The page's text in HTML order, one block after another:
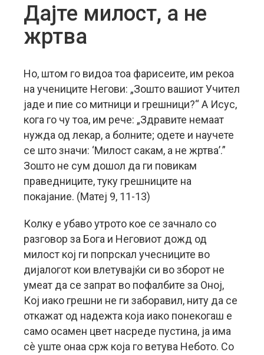
Дајте милост, а не
жртва
Но, штом го видоа тоа фарисеите, им рекоа
на учениците Негови: „Зошто вашиот Учител
јаде и пие со митници и грешници?“ А Исус,
кога го чу тоа, им рече: „Здравите немаат
нужда од лекар, а болните; одете и научете
се што значи: ‘Милост сакам, а не жртва’.”
Зошто не сум дошол да ги повикам
праведниците, туку грешниците на
покајание. (Матеј 9, 11-13)
Колку е убаво утрото кое се зачнало со
разговор за Бога и Неговиот дожд од
милост кој ги попрскал учесниците во
дијалогот кои влетувајќи си во зборот не
умеат да се запрат во пофалбите за Оној,
Кој иако грешни не ги заборавил, ниту да се
откажат од надежта која иако понекогаш е
само осамен цвет насреде пустина, ја има
сè уште онаа срж која го ветува Небото. Со